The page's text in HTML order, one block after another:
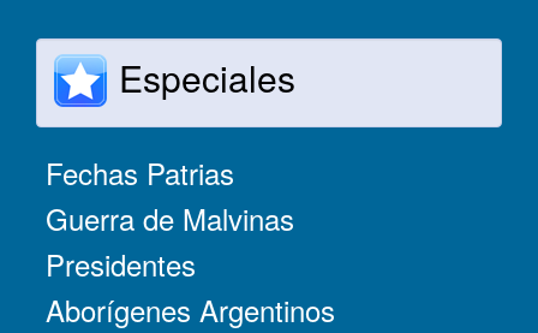
Especiales
Fechas Patrias
Guerra de Malvinas
Presidentes
Aborígenes Argentinos